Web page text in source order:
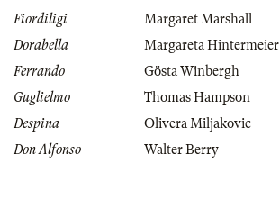
Fiordiligi
Margaret Marshall
Dorabella
Margareta Hintermeier
Ferrando
Gösta Winbergh
Guglielmo
Thomas Hampson
Despina
Olivera Miljakovic
Don Alfonso
Walter Berry